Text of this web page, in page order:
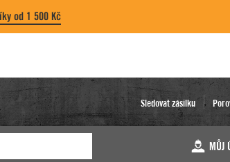
od 1 500 Kč
Sledovat zásilku
MŮJ